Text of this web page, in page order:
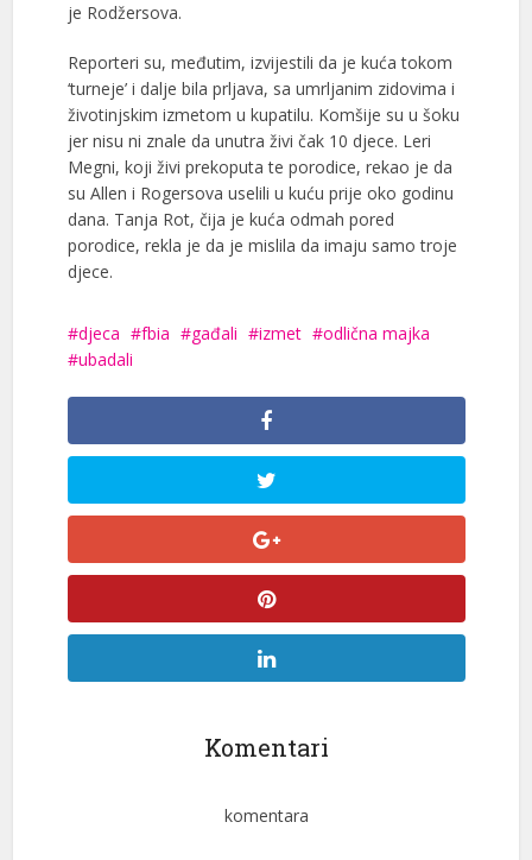
je Rodžersova.
Reporteri su, međutim, izvijestili da je kuća tokom
‘turneje’ i dalje bila prljava, sa umrljanim zidovima i
životinjskim izmetom u kupatilu. Komšije su u šoku
jer nisu ni znale da unutra živi čak 10 djece. Leri
Megni, koji živi prekoputa te porodice, rekao je da
su Allen i Rogersova uselili u kuću prije oko godinu
dana. Tanja Rot, čija je kuća odmah pored
porodice, rekla je da je mislila da imaju samo troje
djece.
djeca fbia gađali izmet
odlična majka
ubadali
Komentari
komentara